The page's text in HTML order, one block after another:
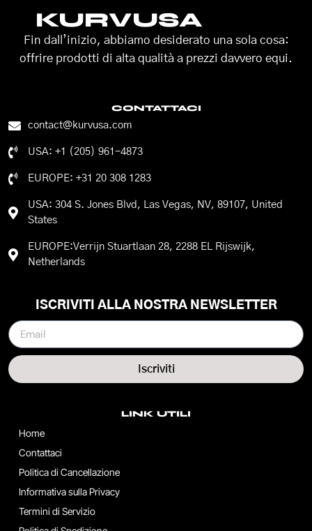
KURVUSA
Fin dall’inizio, abbiamo desiderato una sola cosa:
offrire prodotti di alta qualità a prezzi davvero equi.
CONTATTACI
contact@kurvusa.com
USA: +1 (205) 961-4873
EUROPE: +31 20 308 1283
USA: 304 S. Jones Blvd, Las Vegas, NV, 89107, United
States
EUROPE:Verrijn Stuartlaan 28, 2288 EL Rijswijk,
Netherlands
LINK UTILI
Home
Contattaci
Politica di Cancellazione
Informativa sulla Privacy
Termini di Servizio
ISCRIVITI ALLA NOSTRA NEWSLETTER
Iscriviti